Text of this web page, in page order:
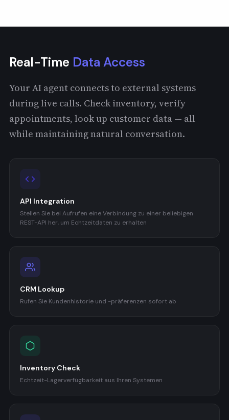
Real-Time Data Access
Your AI agent connects to external systems
during live calls. Check inventory, verify
appointments, look up customer data — all
while maintaining natural conversation.
API Integration
Stellen Sie bei Aufrufen eine Verbindung zu einer beliebigen
REST-API her, um Echtzeitdaten zu erhalten
CRM Lookup
Rufen Sie Kundenhistorie und -präferenzen sofort ab
Inventory Check
Echtzeit-Lagerverfügbarkeit aus Ihren Systemen